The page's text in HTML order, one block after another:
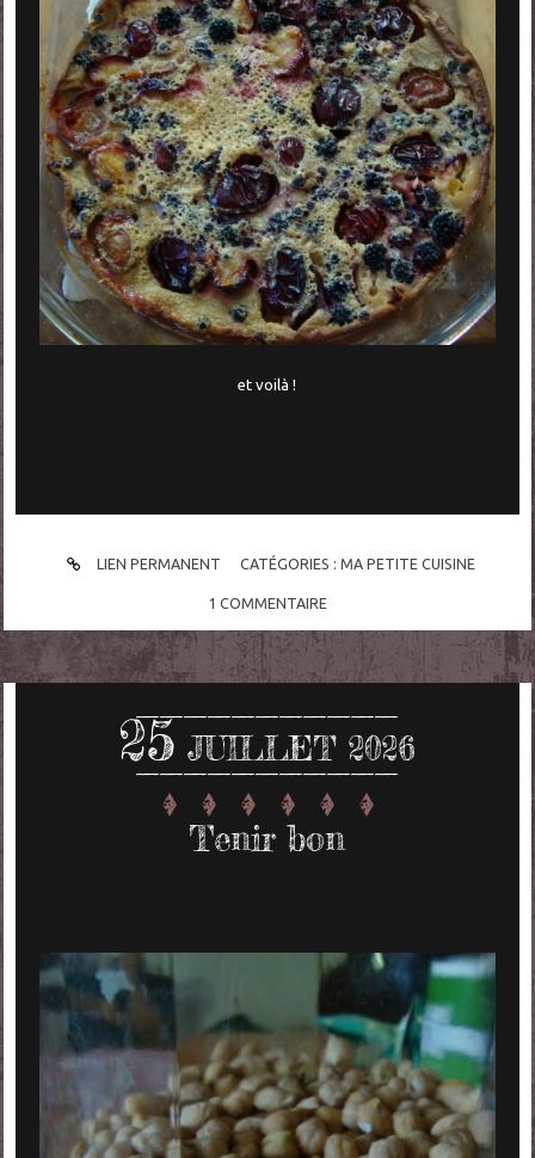
et voilà !
LIEN PERMANENT CATÉGORIES : MA PETITE CUISINE
1 COMMENTAIRE
25 JUILLET 2026
Tenir bon